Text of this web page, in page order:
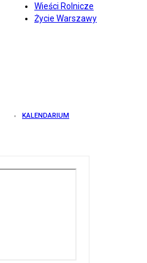
Wieści Rolnicze
Życie Warszawy
KALENDARIUM